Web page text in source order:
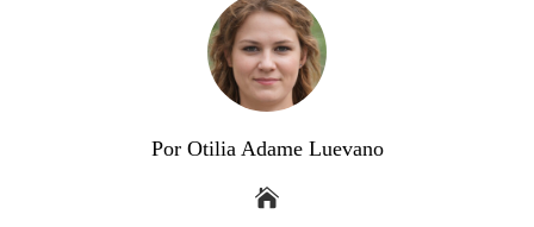
Por Otilia Adame Luevano